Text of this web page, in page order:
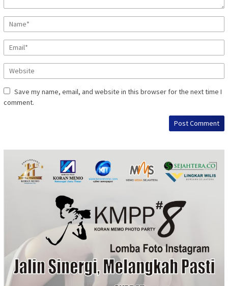
Save my name, email, and website in this browser for the next time I
comment.